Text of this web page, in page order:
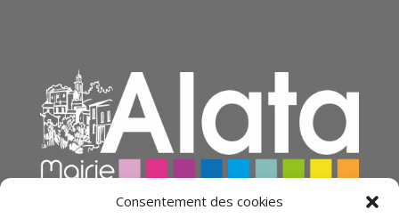
Consentement des cookies